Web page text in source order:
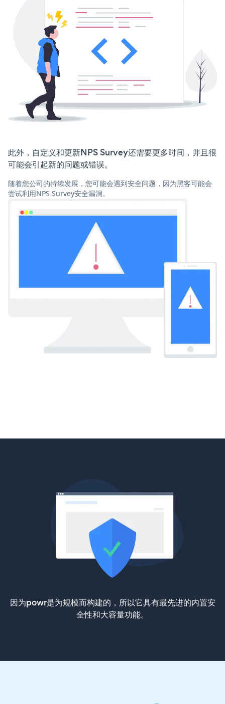
此外，自定义和更新NPS Survey还需要更多时间，并且很
可能会引起新的问题或错误。
随着您公司的持续发展，您可能会遇到安全问题，因为黑客可能会
尝试利用NPS Survey安全漏洞。
因为powr是为规模而构建的，所以它具有最先进的内置安
全性和大容量功能。